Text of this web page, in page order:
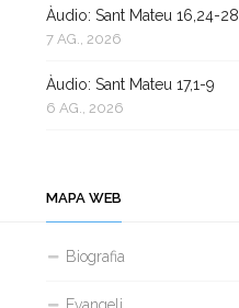
Àudio: Sant Mateu 16,24-28
7 AG., 2026
Àudio: Sant Mateu 17,1-9
6 AG., 2026
MAPA WEB
Biografia